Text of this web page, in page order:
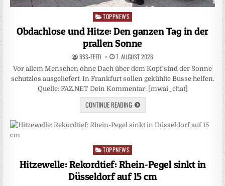
Posted
in
TOPPNEWS
Obdachlose und Hitze: Den ganzen Tag in der
prallen Sonne
RSS-FEED 7. AUGUST 2026
Vor allem Menschen ohne Dach über dem Kopf sind der Sonne
schutzlos ausgeliefert. In Frankfurt sollen gekühlte Busse helfen.
Quelle: FAZ.NET Dein Kommentar: [mwai_chat]
CONTINUE READING
Posted
in
TOPPNEWS
Hitzewelle: Rekordtief: Rhein-Pegel sinkt in
Düsseldorf auf 15 cm